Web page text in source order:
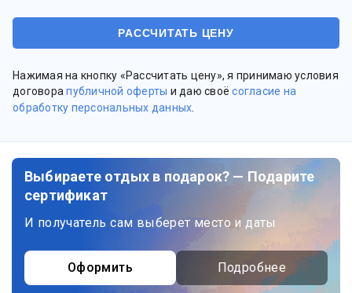
Нажимая на кнопку «Рассчитать цену», я принимаю условия
договорапубличной оферты и даю своёсогласие на
обработку персональных данных
Выбираете отдых в подарок? — Подарите
сертификат
И получатель сам выберет место и даты
Оформить Подробнее